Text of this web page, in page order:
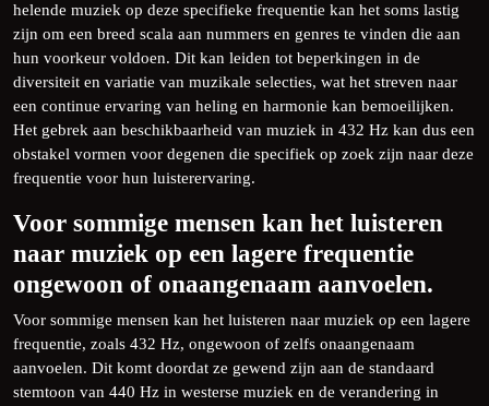
helende muziek op deze specifieke frequentie kan het soms lastig
zijn om een breed scala aan nummers en genres te vinden die aan
hun voorkeur voldoen. Dit kan leiden tot beperkingen in de
diversiteit en variatie van muzikale selecties, wat het streven naar
een continue ervaring van heling en harmonie kan bemoeilijken.
Het gebrek aan beschikbaarheid van muziek in 432 Hz kan dus een
obstakel vormen voor degenen die specifiek op zoek zijn naar deze
frequentie voor hun luisterervaring.
Voor sommige mensen kan het luisteren
naar muziek op een lagere frequentie
ongewoon of onaangenaam aanvoelen.
Voor sommige mensen kan het luisteren naar muziek op een lagere
frequentie, zoals 432 Hz, ongewoon of zelfs onaangenaam
aanvoelen. Dit komt doordat ze gewend zijn aan de standaard
stemtoon van 440 Hz in westerse muziek en de verandering in